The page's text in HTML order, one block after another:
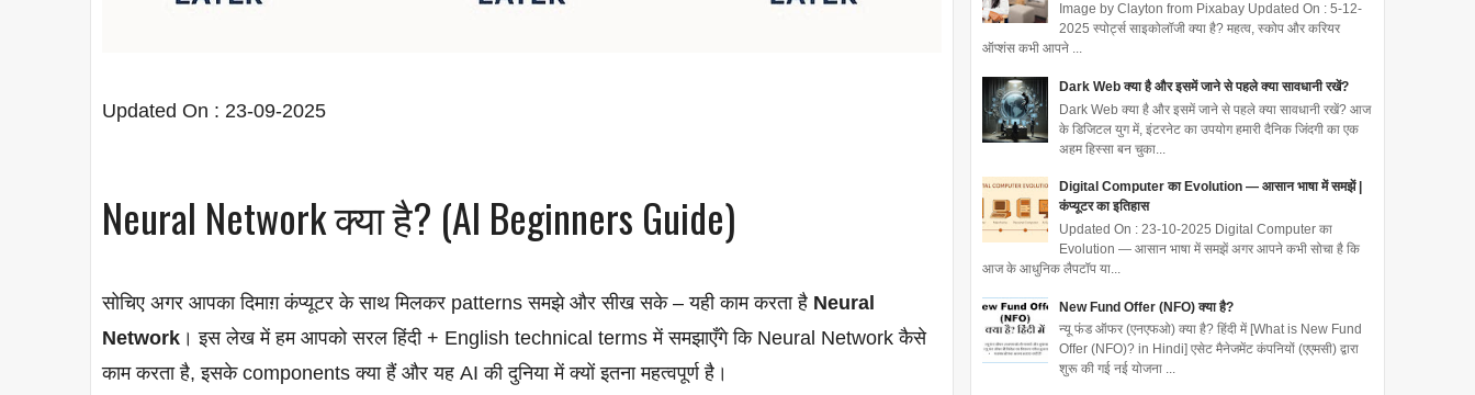
Updated On : 23-09-2025
Neural Network क्या है? (AI Beginners Guide)
सोचिए अगर आपका दिमाग़ कंप्यूटर के साथ मिलकर patterns समझे और सीख सके – यही काम करता है Neural
Network । इस लेख में हम आपको सरल हिंदी + English technical terms में समझाएँगे कि Neural Network कैसे
काम करता है, इसके components क्या हैं और यह AI की दुनिया में क्यों इतना महत्वपूर्ण है।
Image by Clayton from Pixabay Updated On : 5-12-
2025 स्पोर्ट्स साइकोलॉजी क्या है? महत्व, स्कोप और करियर
ऑप्शंस कभी आपने ...
Dark Web क्या है और इसमें जाने से पहले क्या सावधानी रखें?
Dark Web क्या है और इसमें जाने से पहले क्या सावधानी रखें? आज
के डिजिटल युग में, इंटरनेट का उपयोग हमारी दैनिक जिंदगी का एक
अहम हिस्सा बन चुका...
Digital Computer का Evolution — आसान भाषा में समझें |
कंप्यूटर का इतिहास
Updated On : 23-10-2025 Digital Computer का
Evolution — आसान भाषा में समझें अगर आपने कभी सोचा है कि
आज के आधुनिक लैपटॉप या...
New Fund Offer (NFO) क्या है?
न्यू फंड ऑफर (एनएफओ) क्या है? हिंदी में [What is New Fund
Offer (NFO)? in Hindi] एसेट मैनेजमेंट कंपनियों (एएमसी) द्वारा
शुरू की गई नई योजना ...